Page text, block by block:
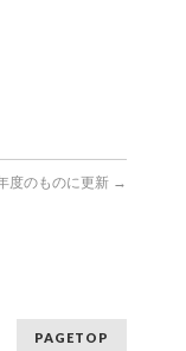
度のものに更新 →
PAGETOP